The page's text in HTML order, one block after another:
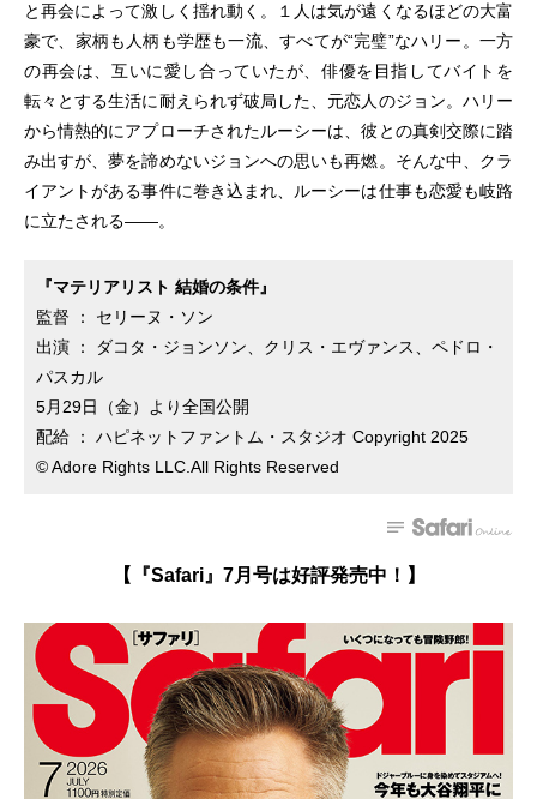
と再会によって激しく揺れ動く。１人は気が遠くなるほどの大富
豪で、家柄も人柄も学歴も一流、すべてが“完璧”なハリー。一方
の再会は、互いに愛し合っていたが、俳優を目指してバイトを
転々とする生活に耐えられず破局した、元恋人のジョン。ハリー
から情熱的にアプローチされたルーシーは、彼との真剣交際に踏
み出すが、夢を諦めないジョンへの思いも再燃。そんな中、クラ
イアントがある事件に巻き込まれ、ルーシーは仕事も恋愛も岐路
に立たされる――。
『マテリアリスト 結婚の条件』
監督 ： セリーヌ・ソン
出演 ： ダコタ・ジョンソン、クリス・エヴァンス、ペドロ・
パスカル
5月29日（金）より全国公開
配給 ： ハピネットファントム・スタジオ Copyright 2025
© Adore Rights LLC.All Rights Reserved
【『Safari』7月号は好評発売中！】